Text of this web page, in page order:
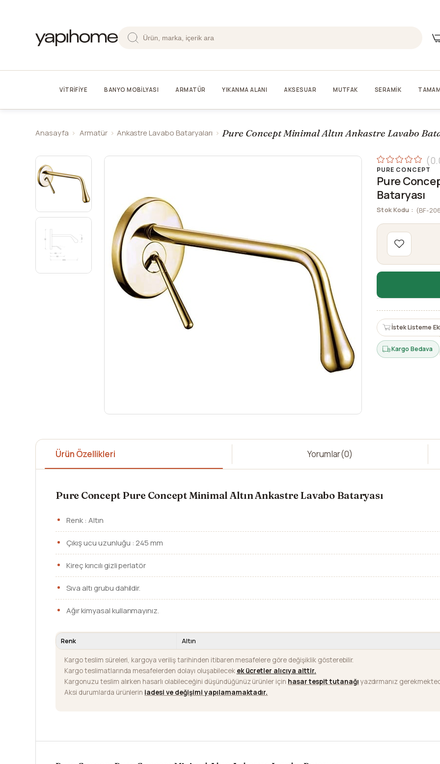
VİTRİFİYE BANYO MOBİLYASI ARMATÜR YIKANMA ALANI AKSESUAR MUTFAK SERAMİK
Anasayfa Armatür Ankastre Lavabo Bataryaları Pure Concept Minimal Altın Ankastre Lavabo
PURE CONCEPT
Pure
Bataryası
Stok Kodu (BF-
İstek Listeme
Kargo Bedava
Ürün Özellikleri Yorumlar(0)
Pure Concept Pure Concept Minimal Altın Ankastre Lavabo Bataryası
Renk : Altın
Çıkış ucu uzunluğu : 245 mm
Kireç kırıcılı gizli perlatör
Sıva altı grubu dahildir.
Ağır kimyasal kullanmayınız.
Renk Altın
Kargo teslim süreleri, kargoya veriliş tarihinden itibaren mesafelere göre değişiklik gösterebilir.
Kargo teslimatlarında mesafelerden dolayı oluşabilecek ek ücretler alıcıya aittir.
Kargonuzu teslim alırken hasarlı olabileceğini düşündüğünüz ürünler için hasar tespit tutanağı yazdırmanız
Aksi durumlarda ürünlerin iadesi ve değişimi yapılamamaktadır.